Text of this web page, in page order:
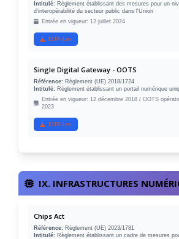
Intitulé: Règlement établissant des mesures pour un
d'interopérabilité du secteur public dans l'Union
Entrée en vigueur: 12 juillet 2024
EUR-Lex
Single Digital Gateway - OOTS
Référence: Règlement (UE) 2018/1724
Intitulé: Règlement établissant un portail numérique
Entrée en vigueur: 12 décembre 2018 / OOTS
2023
EUR-Lex
IX. INFRASTRUCTURES
Chips Act
Référence: Règlement (UE) 2023/1781
Intitulé: Règlement établissant un cadre de mesures